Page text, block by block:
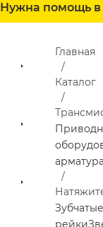
Нужна помощь в
Главная
Каталог
рейки